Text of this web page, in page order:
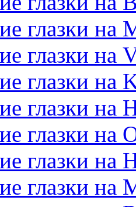
глазки на
глазки на
глазки на
глазки на
глазки на
глазки на
глазки на